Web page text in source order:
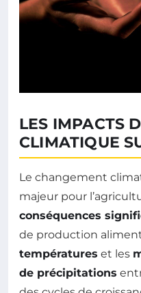
LES IMPACTS
CLIMATIQUE
Le changement
majeur pour
conséquences
de production
températures et les
de précipitations